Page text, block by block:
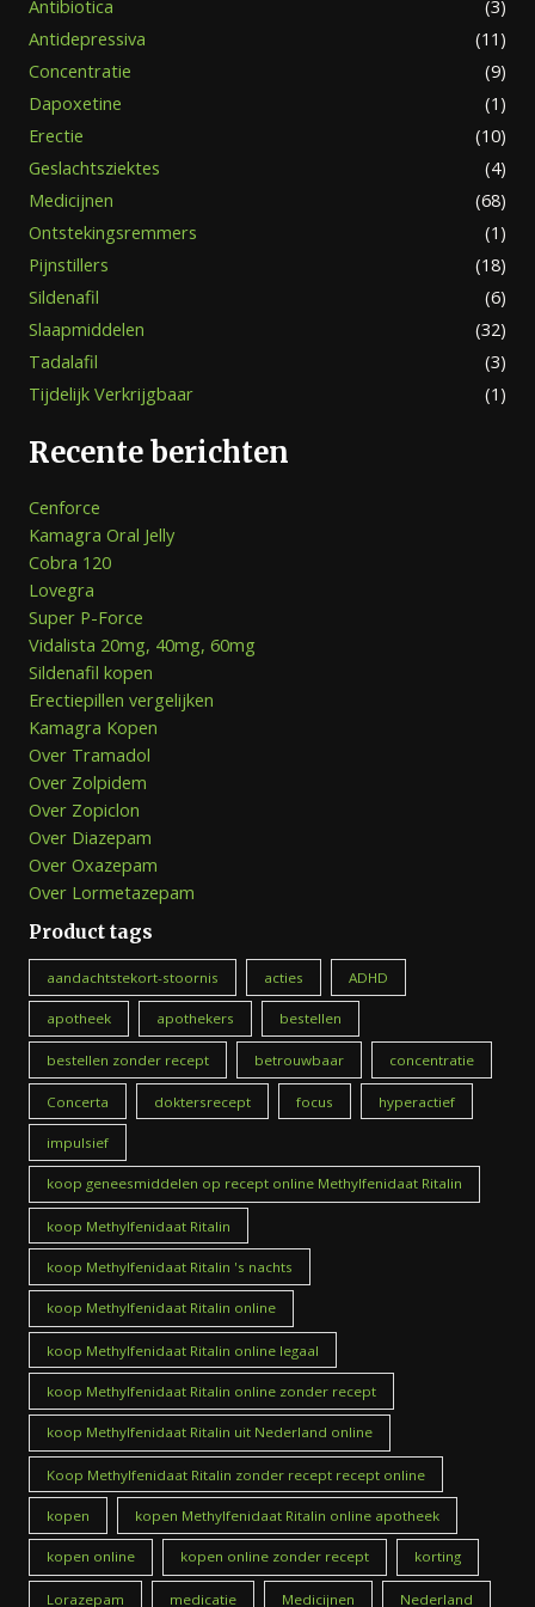
Antibiotica
(3)
Antidepressiva
(11)
Concentratie
(9)
Dapoxetine
(1)
Erectie
(10)
Geslachtsziektes
(4)
Medicijnen
(68)
Ontstekingsremmers
(1)
Pijnstillers
(18)
Sildenafil
(6)
Slaapmiddelen
(32)
Tadalafil
(3)
Tijdelijk Verkrijgbaar
(1)
Recente berichten
Cenforce
Kamagra Oral Jelly
Cobra 120
Lovegra
Super P-Force
Vidalista 20mg, 40mg, 60mg
Sildenafil kopen
Erectiepillen vergelijken
Kamagra Kopen
Over Tramadol
Over Zolpidem
Over Zopiclon
Over Diazepam
Over Oxazepam
Over Lormetazepam
Product tags
aandachtstekort-stoornis acties ADHD
apotheek apothekers bestellen
bestellen zonder recept betrouwbaar concentratie
Concerta doktersrecept focus hyperactief
impulsief
koop geneesmiddelen op recept online Methylfenidaat Ritalin
koop Methylfenidaat Ritalin
koop Methylfenidaat Ritalin 's nachts
koop Methylfenidaat Ritalin online
koop Methylfenidaat Ritalin online legaal
koop Methylfenidaat Ritalin online zonder recept
koop Methylfenidaat Ritalin uit Nederland online
Koop Methylfenidaat Ritalin zonder recept recept online
kopen kopen Methylfenidaat Ritalin online apotheek
kopen online kopen online zonder recept korting
Lorazepam medicatie Medicijnen Nederland